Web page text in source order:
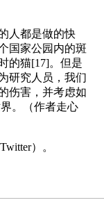
人都是做的快
国家公园内的斑
的猫[17]。但是
研究人员，我们
伤害，并考虑如
。（作者走心
）。